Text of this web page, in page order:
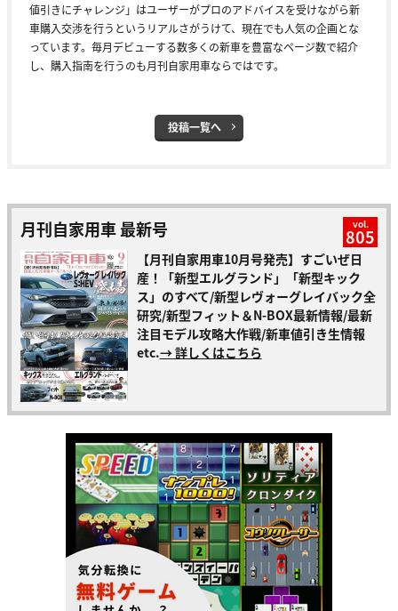
値引きにチャレンジ」はユーザーがプロのアドバイスを受けながら新
車購入交渉を行うというリアルさがうけて、現在でも人気の企画とな
っています。毎月デビューする数多くの新車を豊富なページ数で紹介
し、購入指南を行うのも月刊自家用車ならではです。
投稿一覧へ
月刊自家用車 最新号 vol.
805
【月刊自家用車10月号発売】すごいぜ日
産！「新型エルグランド」「新型キック
ス」のすべて/新型レヴォーグレイバック全
研究/新型フィット＆N-BOX最新情報/最新
注目モデル攻略大作戦/新車値引き生情報
etc.→ 詳しくはこちら